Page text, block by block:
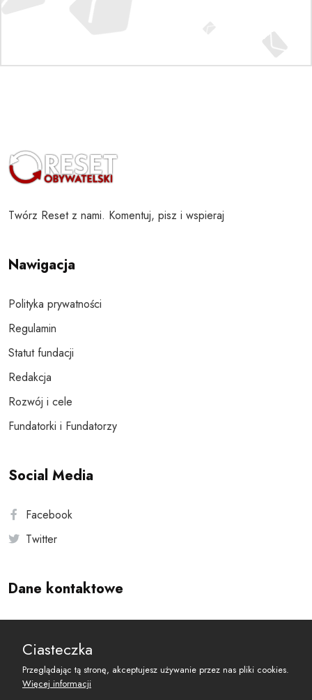
Twórz Reset z nami. Komentuj, pisz i wspieraj
Nawigacja
Polityka prywatności
Regulamin
Statut fundacji
Redakcja
Rozwój i cele
Fundatorki i Fundatorzy
Social Media
Facebook
Twitter
Dane kontaktowe
reset@resetobywatelski.pl
Ciasteczka
Przeglądając tą stronę, akceptujesz używanie przez nas pliki cookies.
Więcej informacji